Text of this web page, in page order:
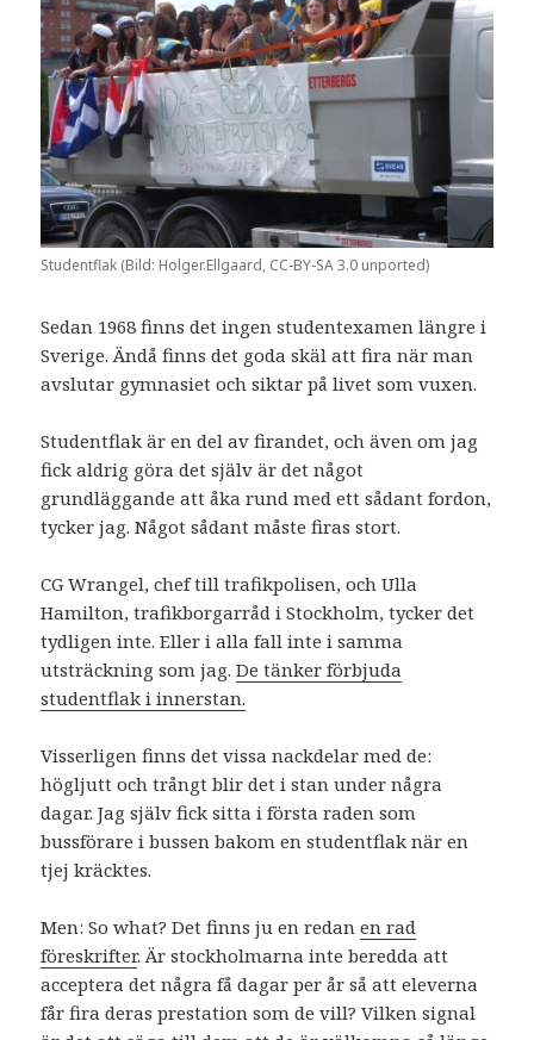
Studentflak (Bild: Holger.Ellgaard, CC-BY-SA 3.0 unported)
Sedan 1968 finns det ingen studentexamen längre i
Sverige. Ändå finns det goda skäl att fira när man
avslutar gymnasiet och siktar på livet som vuxen.
Studentflak är en del av firandet, och även om jag
fick aldrig göra det själv är det något
grundläggande att åka rund med ett sådant fordon,
tycker jag. Något sådant måste firas stort.
CG Wrangel, chef till trafikpolisen, och Ulla
Hamilton, trafikborgarråd i Stockholm, tycker det
tydligen inte. Eller i alla fall inte i samma
utsträckning som jag.De tänker förbjuda
studentflak i innerstan.
Visserligen finns det vissa nackdelar med de:
högljutt och trångt blir det i stan under några
dagar. Jag själv fick sitta i första raden som
bussförare i bussen bakom en studentflak när en
tjej kräcktes.
Men: So what? Det finns ju en redanen rad
föreskrifter. Är stockholmarna inte beredda att
acceptera det några få dagar per år så att eleverna
får fira deras prestation som de vill? Vilken signal